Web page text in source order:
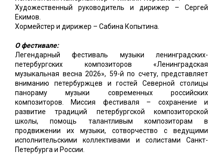
Художественный руководитель и дирижер – Сергей
Екимов.
Хормейстер и дирижер – Сабина Копытина.
О фестивале:
Легендарный фестиваль музыки ленинградских-
петербургских композиторов «Ленинградская
музыкальная весна 2026», 59-й по счету, представляет
вниманию петербуржцев и гостей Северной столицы
панораму музыки современных российских
композиторов. Миссия фестиваля – сохранение и
развитие традиций петербургской композиторской
школы, помощь талантливым композиторам в
продвижении их музыки, сотворчество с ведущими
исполнительскими коллективами и солистами Санкт-
Петербурга и России.